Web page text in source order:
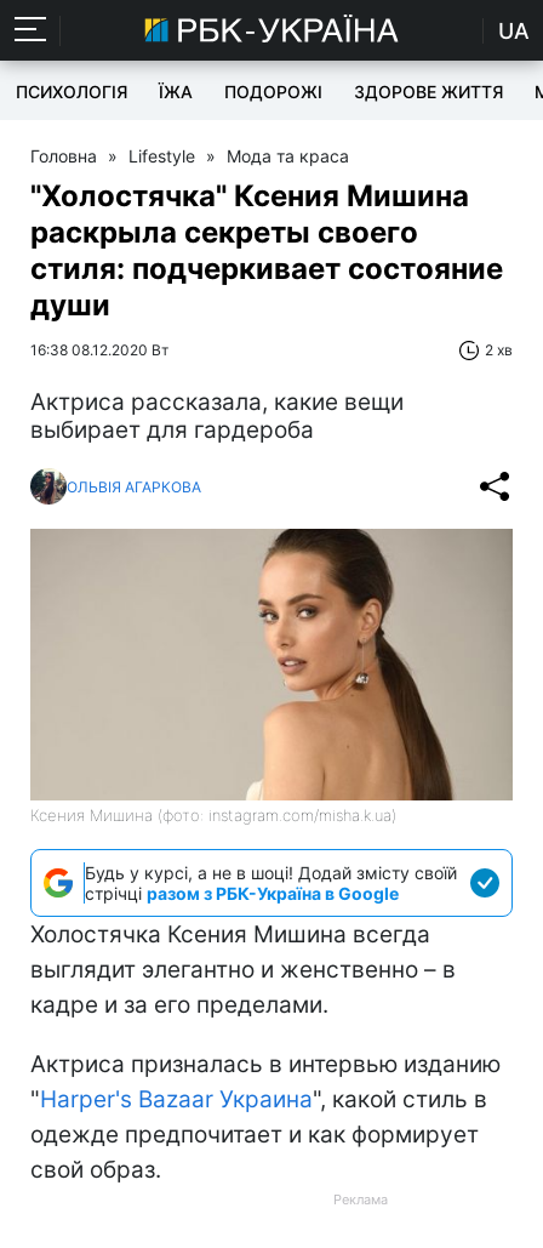
UA
ПСИХОЛОГІЯ ЇЖА ПОДОРОЖІ ЗДОРОВЕ ЖИТТЯ
Головна » Lifestyle » Мода та краса
"Холостячка" Ксения Мишина
раскрыла секреты своего
стиля: подчеркивает состояние
души
16:38 08.12.2020 Вт 2 хв
Актриса рассказала, какие вещи
выбирает для гардероба
ОЛЬВІЯ АГАРКОВА
Ксения Мишина (фото: instagram.com/misha.k.ua)
Будь у курсі, а не в шоці! Додай змісту своїй
стрічці разом з РБК-Україна в Google
Холостячка Ксения Мишина всегда
выглядит элегантно и женственно – в
кадре и за его пределами.
Актриса призналась в интервью изданию
"Harper's Bazaar Украина", какой стиль в
одежде предпочитает и как формирует
свой образ.